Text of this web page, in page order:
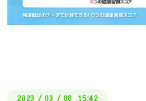
2023 /03 / 08 15:42